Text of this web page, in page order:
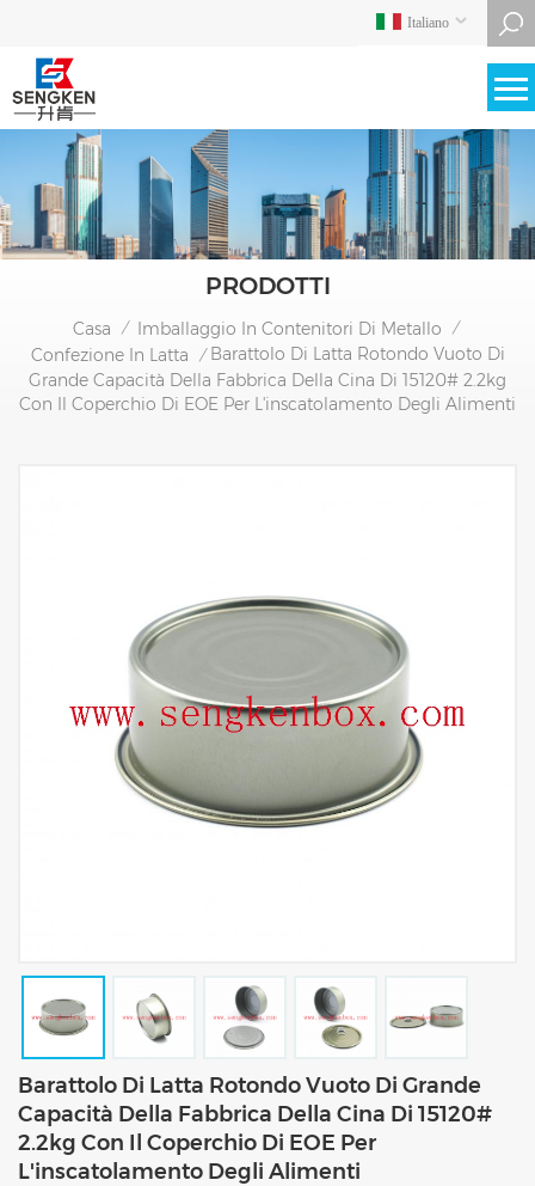
Italiano
PRODOTTI
Casa / Imballaggio In Contenitori Di Metallo /
Confezione In Latta / Barattolo Di Latta Rotondo Vuoto Di
Grande Capacità Della Fabbrica Della Cina Di 15120# 2.2kg
Con Il Coperchio Di EOE Per L'inscatolamento Degli Alimenti
Barattolo Di Latta Rotondo Vuoto Di Grande
Capacità Della Fabbrica Della Cina Di 15120#
2.2kg Con Il Coperchio Di EOE Per
L'inscatolamento Degli Alimenti